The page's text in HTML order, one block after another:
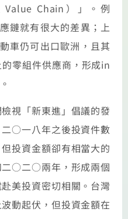
Chain）」。例
鏈就有很大的差異；上
車仍可出口歐洲，且其
零組件供應商，形成in
視「新東進」倡議的發
○一八年之後投資件數
投資金額卻有相當大的
○二○兩年，形成兩個
美投資密切相關。台灣
動起伏，但投資金額在